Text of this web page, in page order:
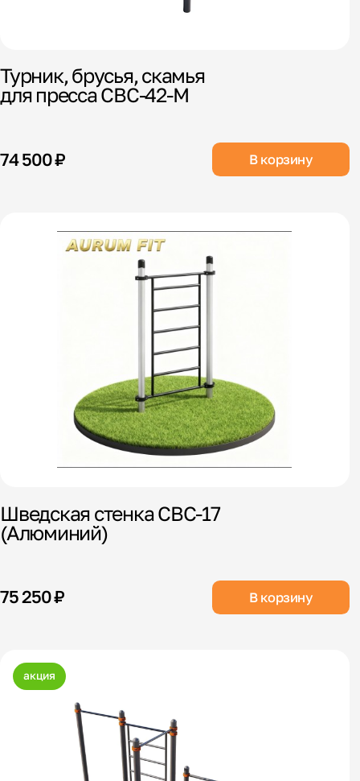
Турник, брусья, скамья
для пресса СВС-42-М
74 500 ₽ В корзину
Шведская стенка СВС-17
(Алюминий)
75 250 ₽ В корзину
акция